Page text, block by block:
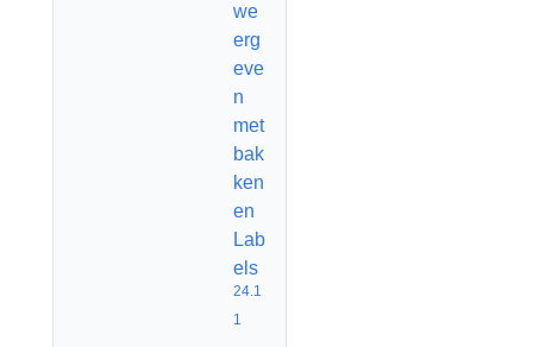
we
erg
eve
n
met
bak
ken
en
Lab
els
24.1
1